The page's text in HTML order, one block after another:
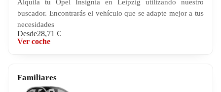
Alquila tu Opel Insignia en Leipzig utilizando nuestro
buscador. Encontrarás el vehículo que se adapte mejor a tus
necesidades
Desde28,71 €
Ver coche
Familiares